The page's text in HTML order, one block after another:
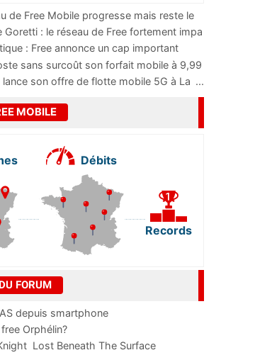
de Free Mobile progresse mais reste le
...
Goretti : le réseau de Free fortement impa
: Free annonce un cap important
...
sans surcoût son forfait mobile à 9,99
lance son offre de flotte mobile 5G à La ...
MOBILE
Débits
Records
FORUM
depuis smartphone
Orphélin?
 Lost Beneath The Surface